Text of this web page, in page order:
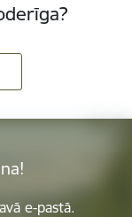
e-pastā.